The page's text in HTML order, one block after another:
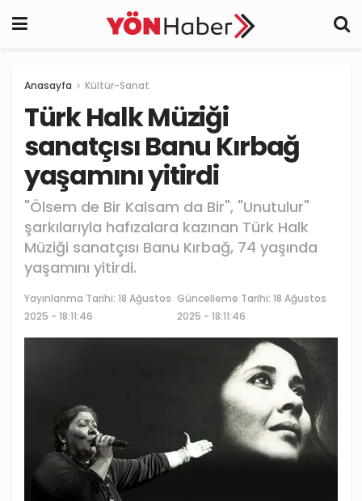
Anasayfa Kültür-Sanat
Türk Halk Müziği
sanatçısı Banu Kırbağ
yaşamını yitirdi
"Ölsem de Bir Kalsam da Bir", "Unutulur"
şarkılarıyla hafızalara kazınan Türk Halk
Müziği sanatçısı Banu Kırbağ, 74 yaşında
yaşamını yitirdi.
Yayınlanma Tarihi: 18 Ağustos
2025 - 18:11:46
Güncelleme Tarihi: 18 Ağustos
2025 - 18:11:46